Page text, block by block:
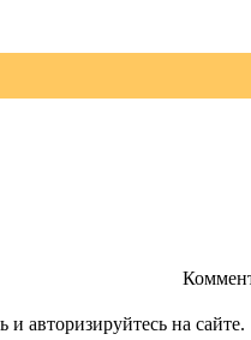
авторизируйтесь на сайте.